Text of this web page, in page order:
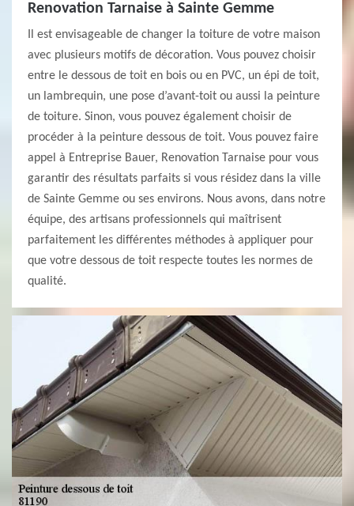
Renovation Tarnaise à Sainte Gemme
Il est envisageable de changer la toiture de votre maison
avec plusieurs motifs de décoration. Vous pouvez choisir
entre le dessous de toit en bois ou en PVC, un épi de toit,
un lambrequin, une pose d’avant-toit ou aussi la peinture
de toiture. Sinon, vous pouvez également choisir de
procéder à la peinture dessous de toit. Vous pouvez faire
appel à Entreprise Bauer, Renovation Tarnaise pour vous
garantir des résultats parfaits si vous résidez dans la ville
de Sainte Gemme ou ses environs. Nous avons, dans notre
équipe, des artisans professionnels qui maîtrisent
parfaitement les différentes méthodes à appliquer pour
que votre dessous de toit respecte toutes les normes de
qualité.